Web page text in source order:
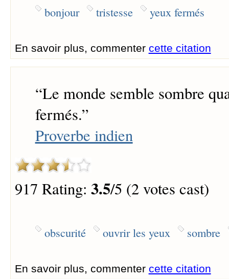
bonjour tristesse yeux fermés
En savoir plus, commenter cette citation
“Le monde semble sombre
fermés.”
Proverbe indien
917 Rating: 3.5/5 (2 votes cast)
obscurité ouvrir les yeux sombre
En savoir plus, commenter cette citation